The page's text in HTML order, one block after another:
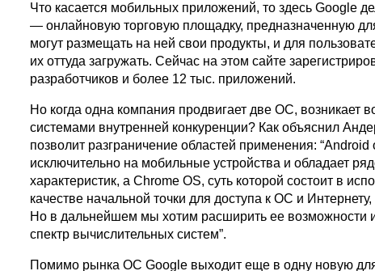
Что касается мобильных приложений, то здесь Google
— онлайновую торговую площадку, предназначенную
могут размещать на ней свои продукты, и для
их оттуда загружать. Сейчас на этом сайте
разработчиков и более 12 тыс. приложений.
Но когда одна компания продвигает две ОС, возникает
системами внутренней конкуренции? Как объяснил
позволит разграничение областей применения: “Android
исключительно на мобильные устройства и обладает
характеристик, а Chrome OS, суть которой состоит в
качестве начальной точки для доступа к ОС и
Но в дальнейшем мы хотим расширить ее возможности
спектр вычислительных систем”.
Помимо рынка ОС Google выходит еще в одну новую